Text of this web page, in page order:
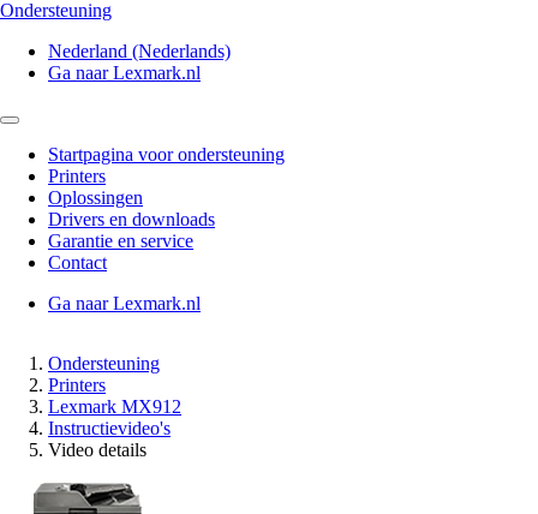
Ondersteuning
Nederland (Nederlands)
Ga naar Lexmark.nl
Startpagina voor ondersteuning
Printers
Oplossingen
Drivers en downloads
Garantie en service
Contact
Ga naar Lexmark.nl
Ondersteuning
Printers
Lexmark MX912
Instructievideo's
Video details